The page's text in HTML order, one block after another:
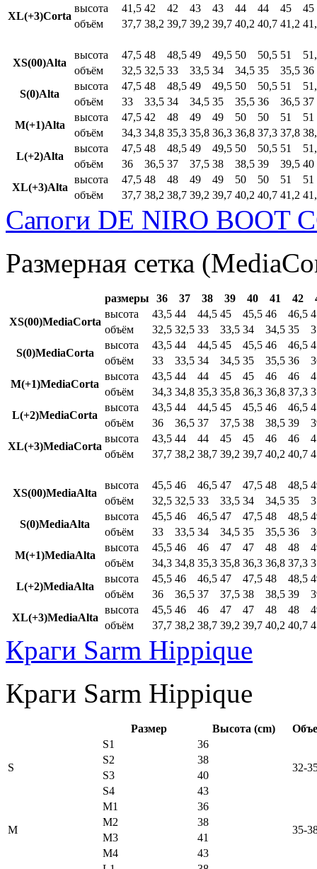
XL(+3)Corta
высота 41,5 42 42 43 43 44 44 45
45
объём
37,7 38,2 39,7 39,2 39,7 40,2 40,7 41,2
XS(00)Alta
высота 47,5 48 48,5 49 49,5 50 50,5 51
объём
32,5 32,5 33 33,5 34 34,5 35 35,5 36
S(0)Alta
высота 47,5 48 48,5 49 49,5 50 50,5 51
объём
33 33,5 34 34,5 35 35,5 36 36,5 37
M(+1)Alta
высота 47,5 42 48 49 49 50 50 51
51
объём
34,3 34,8 35,3 35,8 36,3 36,8 37,3 37,8
L(+2)Alta
высота 47,5 48 48,5 49 49,5 50 50,5 51
объём
36 36,5 37 37,5 38 38,5 39 39,5 40
XL(+3)Alta
высота 47,5 48 48 49 49 50 50 51
51
объём
37,7 38,2 38,7 39,2 39,7 40,2 40,7 41,2
Сапоги DE NIRO BOOT
Размерная сетка
размеры 36 37 38 39 40 41 42
XS(00)MediaCorta
высота 43,5 44 44,5 45 45,5 46 46,5
объём
32,5 32,5 33 33,5 34 34,5 35
S(0)MediaCorta
высота 43,5 44 44,5 45 45,5 46 46,5
объём
33 33,5 34 34,5 35 35,5 36
M(+1)MediaCorta
высота 43,5 44 44 45 45 46 46
объём
34,3 34,8 35,3 35,8 36,3 36,8 37,3
L(+2)MediaCorta
высота 43,5 44 44,5 45 45,5 46 46,5
объём
36 36,5 37 37,5 38 38,5 39
XL(+3)MediaCorta
высота 43,5 44 44 45 45 46 46
объём
37,7 38,2 38,7 39,2 39,7 40,2 40,7
XS(00)MediaAlta
высота 45,5 46 46,5 47 47,5 48 48,5
объём
32,5 32,5 33 33,5 34 34,5 35
S(0)MediaAlta
высота 45,5 46 46,5 47 47,5 48 48,5
объём
33 33,5 34 34,5 35 35,5 36
M(+1)MediaAlta
высота 45,5 46 46 47 47 48 48
объём
34,3 34,8 35,3 35,8 36,3 36,8 37,3
L(+2)MediaAlta
высота 45,5 46 46,5 47 47,5 48 48,5
объём
36 36,5 37 37,5 38 38,5 39
XL(+3)MediaAlta
высота 45,5 46 46 47 47 48 48
объём
37,7 38,2 38,7 39,2 39,7 40,2 40,7
Краги Sarm Hippique
Краги Sarm Hippique
Размер Высота (cm)
S
S1
36
32-
S2
38
S3
40
S4
43
M
M1
36
35-
M2
38
M3
41
M4
43